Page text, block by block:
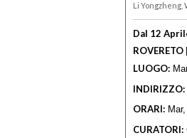
Li
Dal 12
LUOGO:
INDIRIZZO:
ORARI:
CURATORI: